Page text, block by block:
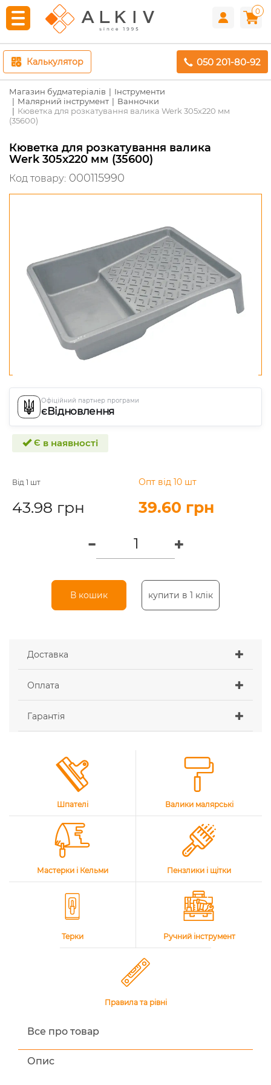
0
Калькулятор 050 201-80-92
Магазин будматеріалів
Інструменти
Малярний інструмент
Ванночки
Кюветка для розкатування валика Werk 305x220 мм
(35600)
Кюветка для розкатування валика
Werk 305x220 мм (35600)
Код товару: 000115990
Офіційний партнер програми
єВідновлення
Є в наявності
Від 1 шт
43.98 грн
Опт від 10 шт
39.60 грн
В кошик купити в 1 клік
Доставка
Оплата
Гарантія
Шпателі Валики малярські
Мастерки і Кельми Пензлики і щітки
Терки Ручний інструмент
Правила та рівні
Все про товар
Опис